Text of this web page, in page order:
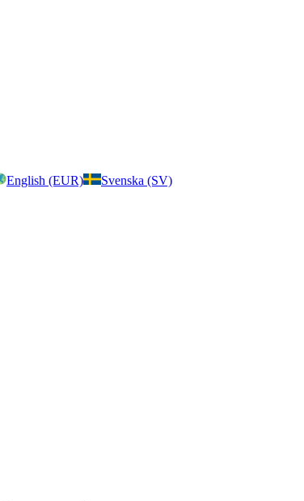
English (EUR) Svenska (SV)